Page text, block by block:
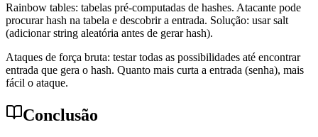
Rainbow tables: tabelas pré-computadas de hashes. Atacante pode
procurar hash na tabela e descobrir a entrada. Solução: usar salt
(adicionar string aleatória antes de gerar hash).
Ataques de força bruta: testar todas as possibilidades até encontrar
entrada que gera o hash. Quanto mais curta a entrada (senha), mais
fácil o ataque.
Conclusão